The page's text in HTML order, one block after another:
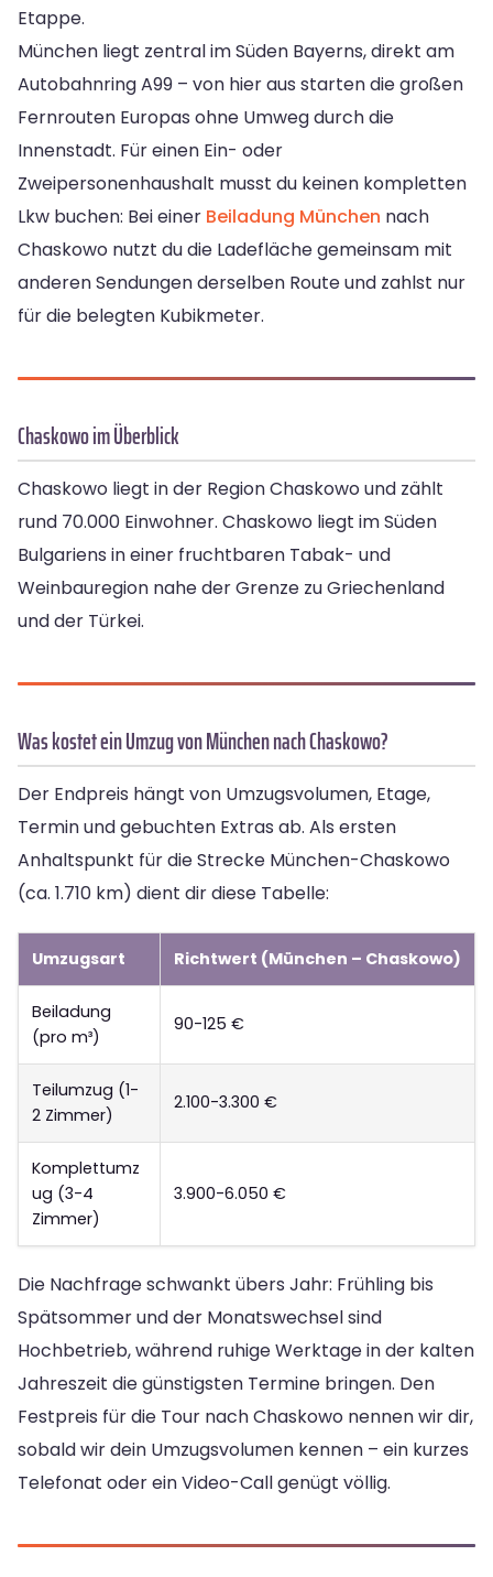
Etappe.
München liegt zentral im Süden Bayerns, direkt am
Autobahnring A99 – von hier aus starten die großen
Fernrouten Europas ohne Umweg durch die
Innenstadt. Für einen Ein- oder
Zweipersonenhaushalt musst du keinen kompletten
Lkw buchen: Bei einer Beiladung München nach
Chaskowo nutzt du die Ladefläche gemeinsam mit
anderen Sendungen derselben Route und zahlst nur
für die belegten Kubikmeter.
Chaskowo im Überblick
Chaskowo liegt in der Region Chaskowo und zählt
rund 70.000 Einwohner. Chaskowo liegt im Süden
Bulgariens in einer fruchtbaren Tabak- und
Weinbauregion nahe der Grenze zu Griechenland
und der Türkei.
Was kostet ein Umzug von München nach Chaskowo?
Der Endpreis hängt von Umzugsvolumen, Etage,
Termin und gebuchten Extras ab. Als ersten
Anhaltspunkt für die Strecke München-Chaskowo
(ca. 1.710 km) dient dir diese Tabelle:
Umzugsart Richtwert (München – Chaskowo)
Beiladung
(pro m³)
90-125 €
Teilumzug (1-
2 Zimmer)
2.100-3.300 €
Komplettumz
ug (3-4
Zimmer)
3.900-6.050 €
Die Nachfrage schwankt übers Jahr: Frühling bis
Spätsommer und der Monatswechsel sind
Hochbetrieb, während ruhige Werktage in der kalten
Jahreszeit die günstigsten Termine bringen. Den
Festpreis für die Tour nach Chaskowo nennen wir dir,
sobald wir dein Umzugsvolumen kennen – ein kurzes
Telefonat oder ein Video-Call genügt völlig.